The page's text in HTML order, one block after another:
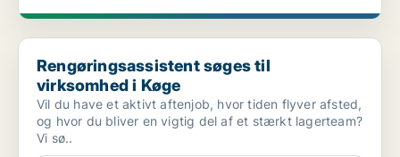
Rengøringsassistent søges til virksomhed i Køge
Rengøringsassistent søges til
virksomhed i Køge
Vil du have et aktivt aftenjob, hvor tiden flyver afsted,
og hvor du bliver en vigtig del af et stærkt lagerteam?
Vi sø..